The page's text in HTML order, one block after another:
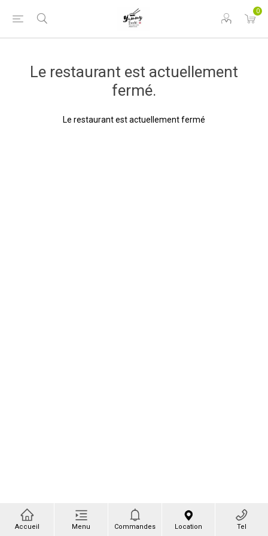
0
Le restaurant est actuellement
fermé.
Le restaurant est actuellement fermé
Accueil Menu Commandes Location Tel